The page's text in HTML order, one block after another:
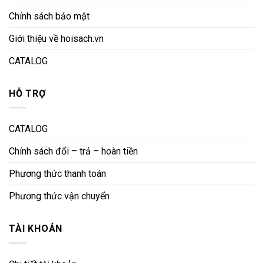
Chính sách bảo mật
Giới thiệu về hoisach.vn
CATALOG
HỖ TRỢ
CATALOG
Chính sách đổi – trả – hoàn tiền
Phương thức thanh toán
Phương thức vận chuyển
TÀI KHOẢN